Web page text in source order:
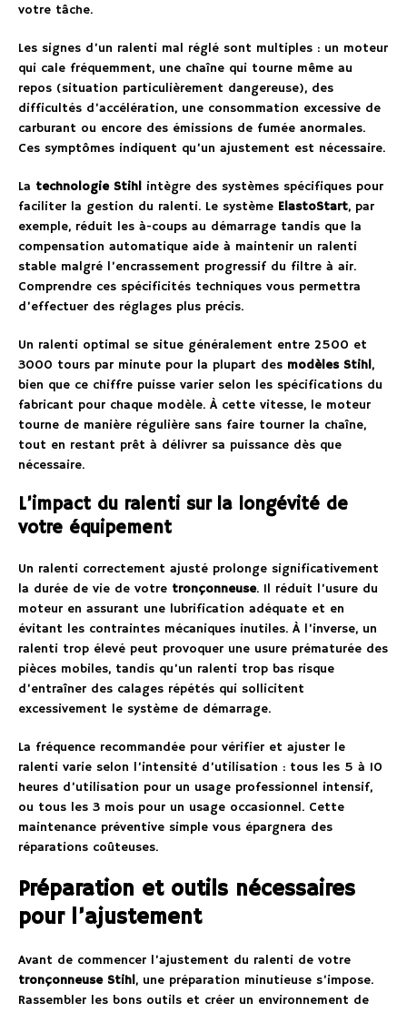
votre tâche.
Les signes d’un ralenti mal réglé sont multiples : un moteur
qui cale fréquemment, une chaîne qui tourne même au
repos (situation particulièrement dangereuse), des
difficultés d’accélération, une consommation excessive de
carburant ou encore des émissions de fumée anormales.
Ces symptômes indiquent qu’un ajustement est nécessaire.
La technologie Stihl intègre des systèmes spécifiques pour
faciliter la gestion du ralenti. Le système ElastoStart, par
exemple, réduit les à-coups au démarrage tandis que la
compensation automatique aide à maintenir un ralenti
stable malgré l’encrassement progressif du filtre à air.
Comprendre ces spécificités techniques vous permettra
d’effectuer des réglages plus précis.
Un ralenti optimal se situe généralement entre 2500 et
3000 tours par minute pour la plupart des modèles Stihl,
bien que ce chiffre puisse varier selon les spécifications du
fabricant pour chaque modèle. À cette vitesse, le moteur
tourne de manière régulière sans faire tourner la chaîne,
tout en restant prêt à délivrer sa puissance dès que
nécessaire.
L’impact du ralenti sur la longévité de
votre équipement
Un ralenti correctement ajusté prolonge significativement
la durée de vie de votre tronçonneuse. Il réduit l’usure du
moteur en assurant une lubrification adéquate et en
évitant les contraintes mécaniques inutiles. À l’inverse, un
ralenti trop élevé peut provoquer une usure prématurée des
pièces mobiles, tandis qu’un ralenti trop bas risque
d’entraîner des calages répétés qui sollicitent
excessivement le système de démarrage.
La fréquence recommandée pour vérifier et ajuster le
ralenti varie selon l’intensité d’utilisation : tous les 5 à 10
heures d’utilisation pour un usage professionnel intensif,
ou tous les 3 mois pour un usage occasionnel. Cette
maintenance préventive simple vous épargnera des
réparations coûteuses.
Préparation et outils nécessaires
pour l’ajustement
Avant de commencer l’ajustement du ralenti de votre
tronçonneuse Stihl, une préparation minutieuse s’impose.
Rassembler les bons outils et créer un environnement de